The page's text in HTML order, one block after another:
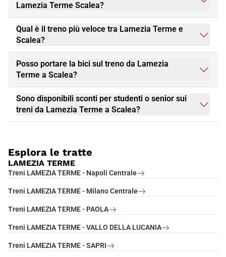
Lamezia Terme Scalea?
Qual è il treno più veloce tra Lamezia Terme e
Scalea?
Posso portare la bici sul treno da Lamezia
Terme a Scalea?
Sono disponibili sconti per studenti o senior sui
treni da Lamezia Terme a Scalea?
Esplora le tratte
LAMEZIA TERME
Treni LAMEZIA TERME - Napoli Centrale
Treni LAMEZIA TERME - Milano Centrale
Treni LAMEZIA TERME - PAOLA
Treni LAMEZIA TERME - VALLO DELLA LUCANIA
Treni LAMEZIA TERME - SAPRI